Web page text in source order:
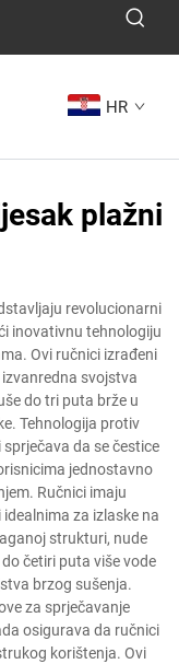
HR
plažni
revolucionarni
inovativnu tehnologiju
Ovi ručnici izrađeni
svojstva
do tri puta brže u
Tehnologija protiv
da se čestice
jednostavno
Ručnici imaju
za izlaske na
strukturi, nude
četiri puta više vode
brzog sušenja.
za sprječavanje
osigurava da ručnici
korištenja. Ovi